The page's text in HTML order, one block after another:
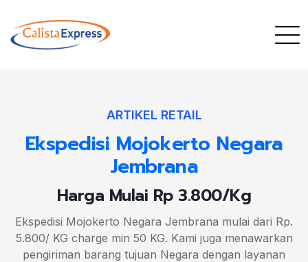
ARTIKEL RETAIL
Ekspedisi Mojokerto Negara
Jembrana
Harga Mulai Rp 3.800/Kg
Ekspedisi Mojokerto Negara Jembrana mulai dari Rp.
5.800/ KG charge min 50 KG. Kami juga menawarkan
pengiriman barang tujuan Negara dengan layanan